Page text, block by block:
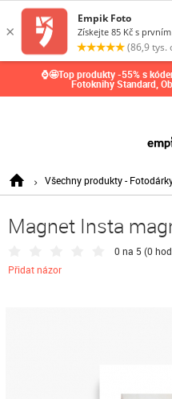
⌚🤩Top produkty -55% s
Fotoknihy Standard,
Všechny produkty -
Magnet Insta
0 na 5 (0
Přidat názor